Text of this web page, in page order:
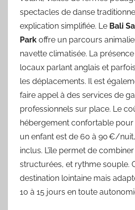
spectacles de danse
explication simplifiée. Le Bali
Park offre un parcours
navette climatisée. La présence
locaux parlant anglais et
les déplacements. Il est
faire appel à des services de
professionnels sur place. Le
hébergement confortable
un enfant est de 60 à 90 €/
inclus. L’île permet de
structurées, et rythme souple.
destination lointaine mais
10 à 15 jours en toute